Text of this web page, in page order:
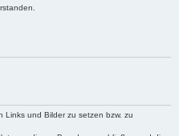
und Bilder zu setzen bzw. zu